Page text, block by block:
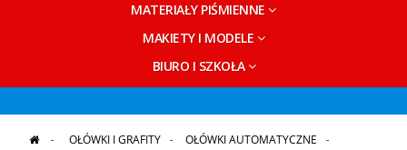
MATERIAŁY PIŚMIENNE
MAKIETY I MODELE
BIURO I SZKOŁA
> OŁÓWKI I GRAFITY >
OŁÓWKI AUTOMATYCZNE